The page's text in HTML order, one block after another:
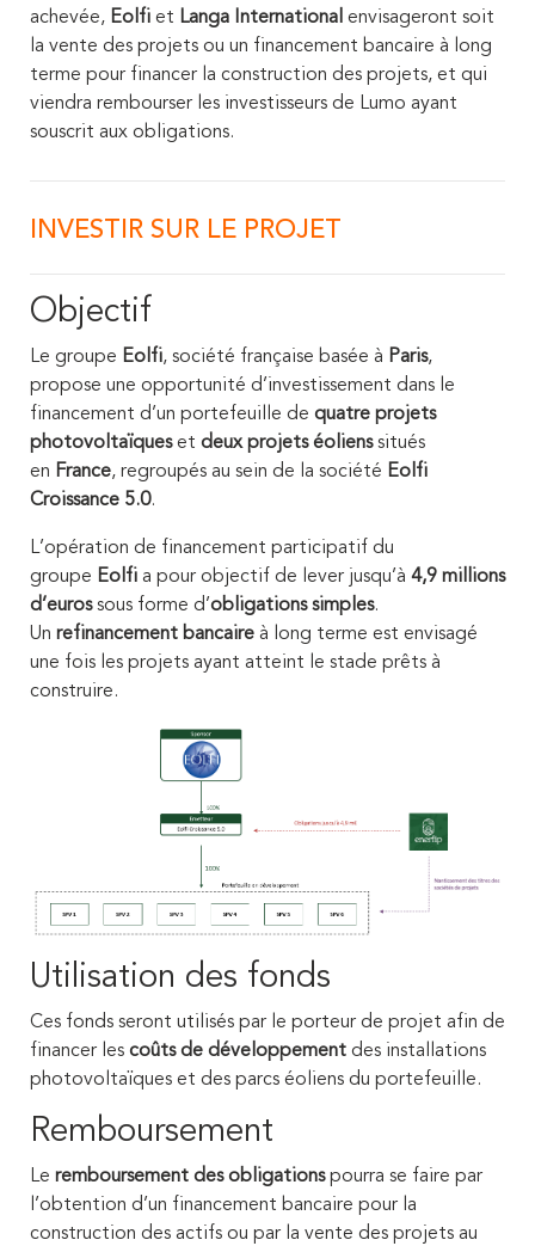
achevée, Eolfi et Langa International envisageront soit
la vente des projets ou un financement bancaire à long
terme pour financer la construction des projets, et qui
viendra rembourser les investisseurs de Lumo ayant
souscrit aux obligations.
INVESTIR SUR LE PROJET
Objectif
Le groupe Eolfi, société française basée à Paris,
propose une opportunité d’investissement dans le
financement d’un portefeuille de quatre projets
photovoltaïqueset deux projets éolienssitués
en France, regroupés au sein de la société Eolfi
Croissance 5.0.
L’opération de financement participatif du
groupe Eolfi a pour objectif de lever jusqu’à 4,9 millions
d’eurossous forme d’obligations simples.
Un refinancement bancaire à long terme est envisagé
une fois les projets ayant atteint le stade prêts à
construire.
Utilisation des fonds
Ces fonds seront utilisés par le porteur de projet afin de
financer les coûts de développement des installations
photovoltaïques et des parcs éoliens du portefeuille.
Remboursement
Le remboursement des obligationspourra se faire par
l’obtention d’un financement bancaire pour la
construction des actifs ou par la vente des projets au